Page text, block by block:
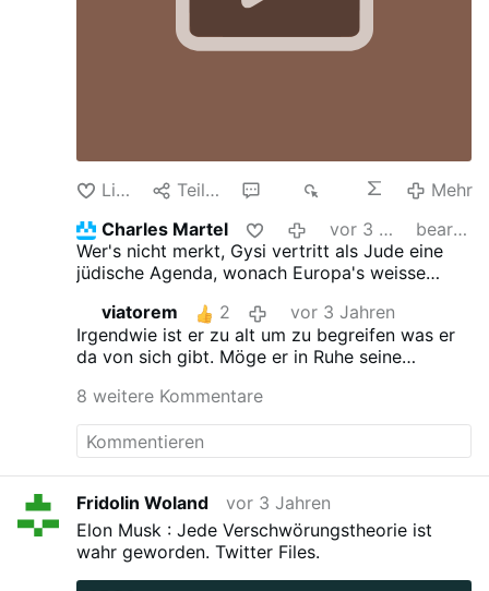
Like Teilen
Mehr
Charles Martel
vor 3 Jahren
bearbeitet
Wer's nicht merkt, Gysi vertritt als Jude eine
jüdische Agenda, wonach Europa's weisse
durch Afrikaner und Asiaten. Alles nachzulesen
im Buch "Praktischer Ideallismus" des Autors
und Hochgradfreimaurers Richard Coudehove-
Gysis sind eine aus der Schweiz nach
Deutschland ausgewanderte jüdische Familie.
Schlau ist er ja der Gysi, und das dumme Volk
viatorem 2
vor 3 Jahren
Irgendwie ist er zu alt um zu begreifen was er
da von sich gibt. Möge er in Ruhe seine
8 weitere Kommentare
Fridolin Woland
vor 3 Jahren
Elon Musk : Jede Verschwörungstheorie ist
wahr geworden. Twitter Files.